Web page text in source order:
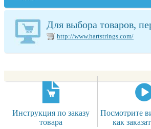
Для выбора товаров,
http://www.hartstrings.com/
Инструкция по заказу
товара
Посмотрите
как